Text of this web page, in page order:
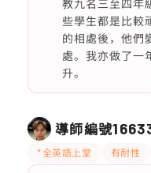
教九名三至四年
些學生都是比較
的相處後，他們
處。我亦做了一
升。
導師編號
*全英語上堂 有耐性